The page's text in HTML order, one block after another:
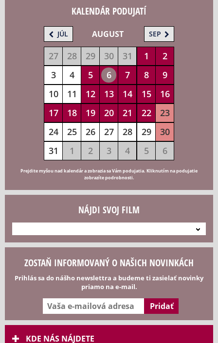
KALENDÁR PODUJATÍ
JÚL AUGUST SEP
27 28 29 30 31 1
2
3
4 5 6 7 8
9
10
11 12 13 14 15
16
17
18 19 20 21 22
23
24
25 26 27 28 29
30
31
1 2 3 4 5 6
Prejdite myšou nad kalendár a zobrazia sa Vám podujatia. Kliknutím na podujatie
zobrazíte podrobnosti.
NÁJDI SVOJ FILM
ZOSTAŇ INFORMOVANÝ O NAŠICH NOVINKÁCH
Prihlás sa do nášho newslettra a budeme ti zasielať novinky
priamo na e-mail.
KDE NÁS NÁJDETE